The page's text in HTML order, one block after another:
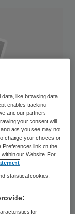
Brug gaat
naam: In
like browsing data
enables tracking
and our partners
your consent will
ads you see may not
change your choices or
Preferences link on the
within our Website. For
statistical cookies,
for